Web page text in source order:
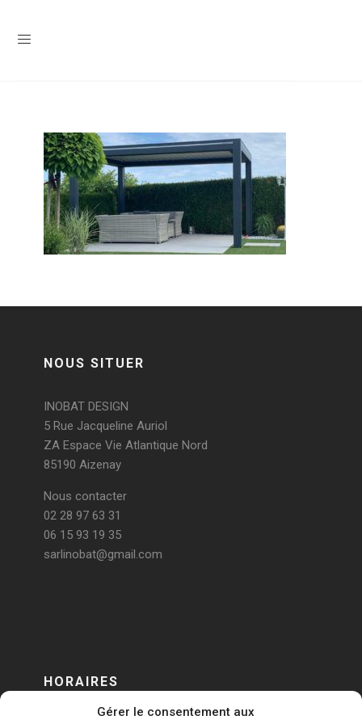
Gérer le consentement aux
NOUS SITUER
INOBAT DESIGN
5 Rue Jacqueline Auriol
ZA Espace Vie Atlantique Nord
85190 Aizenay
Nous contacter
02 28 97 63 31
06 15 93 19 35
sarlinobat@gmail.com
HORAIRES